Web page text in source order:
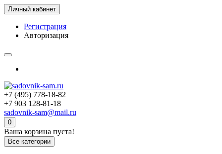
Личный кабинет
Регистрация
Авторизация
+7 (495) 778-18-82
+7 903 128-81-18
sadovnik-sam@mail.ru
0
Ваша корзина пуста!
Все категории